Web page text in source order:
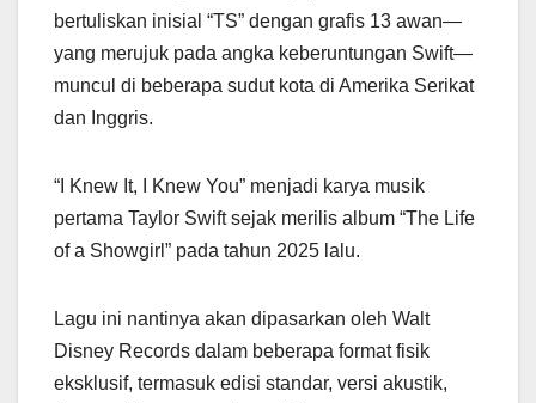
bertuliskan inisial “TS” dengan grafis 13 awan—
yang merujuk pada angka keberuntungan Swift—
muncul di beberapa sudut kota di Amerika Serikat
dan Inggris.
“I Knew It, I Knew You” menjadi karya musik
pertama Taylor Swift sejak merilis album “The Life
of a Showgirl” pada tahun 2025 lalu.
Lagu ini nantinya akan dipasarkan oleh Walt
Disney Records dalam beberapa format fisik
eksklusif, termasuk edisi standar, versi akustik,